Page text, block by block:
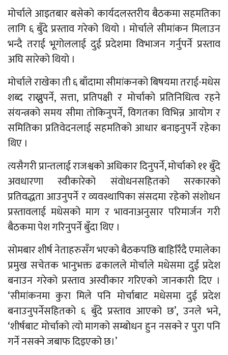
मोर्चाले आइतबार बसेको कार्यदलस्तरीय बैठकमा सहमतिका
लागि ६ बुँदे प्रस्ताव गरेको थियो । मोर्चाले सीमांकन मिलाउन
भन्दै तराई भूगोललाई दुई प्रदेशमा विभाजन गर्नुपर्ने प्रस्ताव
अघि सारेको थियो ।
मोर्चाले राखेका ती ६ बाँदामा सीमांकनको बिषयमा तराई-मधेस
शब्द राख्नुपर्ने, सत्ता, प्रतिपक्षी र मोर्चाको प्रतिनिधित्व रहने
संयन्त्रको समय सीमा तोकिनुपर्ने, विगतका विभिन्न आयोग र
समितिका प्रतिवेदनलाई सहमतिको आधार बनाइनुपर्ने रहेका
थिए ।
त्यसैगरी प्रान्तलाई राजश्वको अधिकार दिनुपर्ने, मोर्चाको ११ बुँदे
अवधारणा स्वीकारेको संवोधनसहितको सरकारको
प्रतिवद्धता आउनुपर्ने र व्यवस्थापिका संसदमा रहेको संशोधन
प्रस्तावलाई मधेसको माग र भावनाअनुसार परिमार्जन गरी
बैठकमा पेश गरिनुपर्ने बुँदा थिए ।
सोमबार शीर्ष नेताहरुसँग भएको बैठकपछि बाहिरिँदै एमालेका
प्रमुख सचेतक भानुभक्त ढकालले मोर्चाले मधेसमा दुई प्रदेश
बनाउन गरेको प्रस्ताव अस्वीकार गरिएको जानकारी दिए ।
‘सीमांकनमा कुरा मिले पनि मोर्चाबाट मधेसमा दुई प्रदेश
बनाउनुपर्नेसहितको ६ बुँदे प्रस्ताव आएको छ’, उनले भने,
‘शीर्षबाट मोर्चाको त्यो मागको सम्बोधन हुन नसक्ने र पुरा पनि
गर्ने नसक्ने जबाफ दिइएको छ।’